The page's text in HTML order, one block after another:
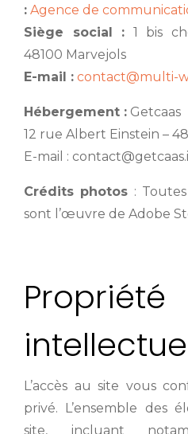
: Agence de
Siège social : 1 bis
48100 Marvejols
E-mail : contact@multi-
Hébergement : Getcaas
12 rue Albert Einstein –
E-mail :
Crédits photos :
sont l’œuvre de Adobe
Propriété
L’accès au site vous
privé. L’ensemble des
site, incluant